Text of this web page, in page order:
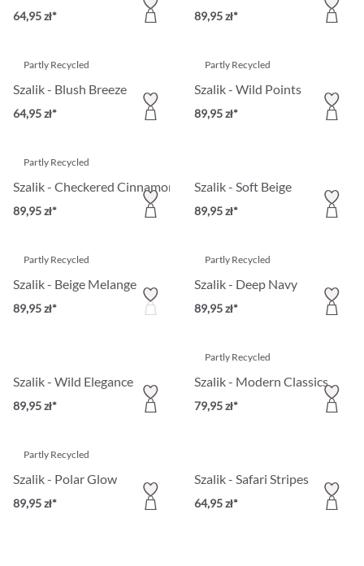
64,95 zł* 89,95 zł*
Partly Recycled
Szalik - Blush Breeze
64,95 zł*
Partly Recycled
Szalik - Wild Points
89,95 zł*
Partly Recycled
Szalik - Checkered Cinnamon
89,95 zł*
Szalik - Soft Beige
89,95 zł*
Partly Recycled
Szalik - Beige Melange
89,95 zł*
Partly Recycled
Szalik - Deep Navy
89,95 zł*
Szalik - Wild Elegance
89,95 zł*
Partly Recycled
Szalik - Modern Classics
79,95 zł*
Partly Recycled
Szalik - Polar Glow
89,95 zł*
Szalik - Safari Stripes
64,95 zł*